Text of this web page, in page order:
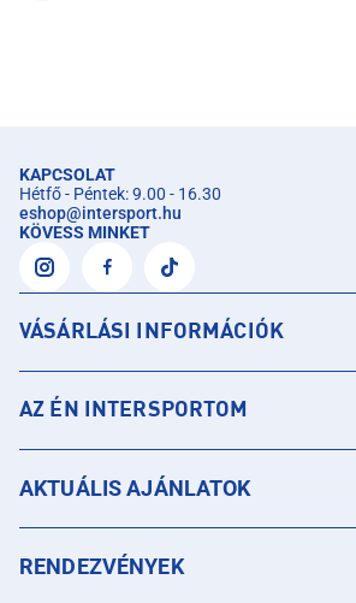
KAPCSOLAT
Hétfő - Péntek: 9.00 - 16.30
eshop@intersport.hu
KÖVESS MINKET
VÁSÁRLÁSI INFORMÁCIÓK
AZ ÉN INTERSPORTOM
AKTUÁLIS AJÁNLATOK
RENDEZVÉNYEK